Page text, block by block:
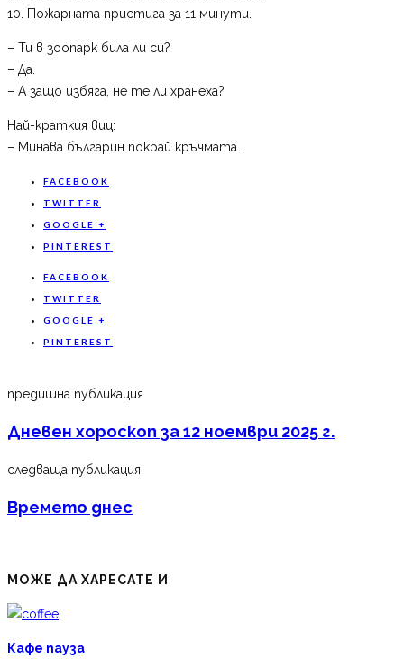
10. Пожарната пристига за 11 минути.
– Ти в зоопарк била ли си?
– Да.
– А защо избяга, не те ли хранеха?
Най-краткия виц:
– Минава българин покрай кръчмата…
FACEBOOK
TWITTER
GOOGLE +
PINTEREST
FACEBOOK
TWITTER
GOOGLE +
PINTEREST
предишна публикация
Дневен хороскоп за 12 ноември 2025 г.
следваща публикация
Времето днес
МОЖЕ ДА ХАРЕСАТЕ И
Кафе пауза